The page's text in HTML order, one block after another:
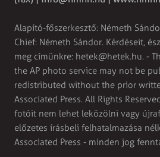
Alapító-főszerkesztő: Németh
Chief: Németh Sándor. Kérdéseit,
meg címünkre: hetek@hetek.hu. -
the AP photo service may not be
redistributed without the prior
Associated Press. All Rights
fotóit nem lehet leközölni vagy
előzetes írásbeli felhatalmazása
Associated Press - minden jog